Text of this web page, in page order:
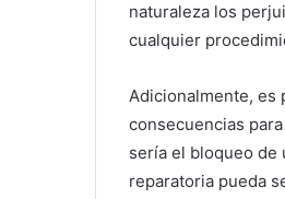
naturaleza los
cualquier
Adicionalmente, es
consecuencias
sería el bloqueo de
reparatoria pueda